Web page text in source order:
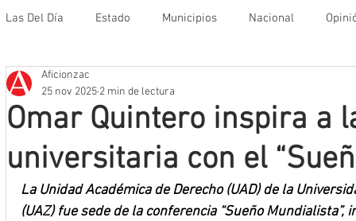
Las Del Día Estado Municipios Nacional
Que no se olvide
Mineros LNBP
Omar Quintero inspira a
universitaria con el
Aficionzac
25 nov 2025 2 min de lectura
La Unidad Académica de Derecho (UAD) de la
(UAZ) fue sede de la conferencia “Sueño